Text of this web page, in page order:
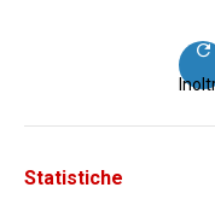
Statistiche